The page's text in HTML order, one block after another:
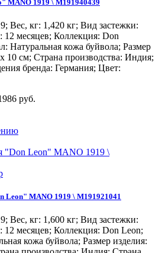
MANO 1919 \ M191940439
Вес, кг: 1,420 кг; Вид застежки:
месяцев; Коллекция: Don
Натуральная кожа буйвола; Размер
10 см; Страна производства: Индия;
бренда: Германия; Цвет:
руб.
Leon" MANO 1919 \ M191921041
Вес, кг: 1,600 кг; Вид застежки:
месяцев; Коллекция: Don Leon;
кожа буйвола; Размер изделия: